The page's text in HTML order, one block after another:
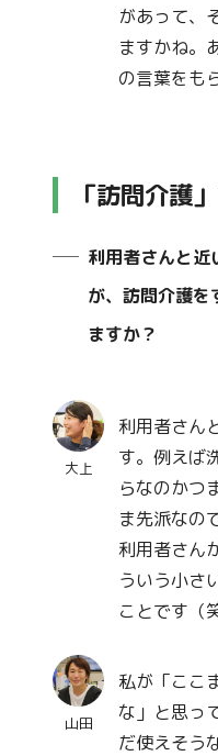
があって、
ますかね。
の言葉をも
「訪問介護
利用者さんと近
が、訪問介護を
ますか？
大上
利用者さん
す。例えば
らなのかつ
ま先派なの
利用者さん
ういう小さ
ことです（
山田
私が「ここ
な」と思っ
だ使えそう